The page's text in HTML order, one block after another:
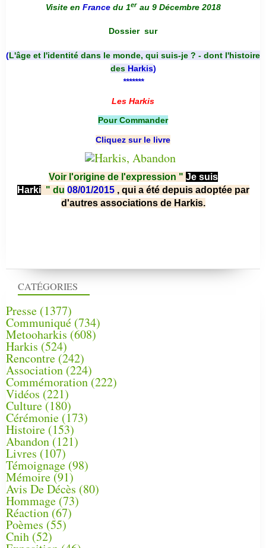
CATÉGORIES
Presse (1377)
Communiqué (734)
Metooharkis (608)
Harkis (524)
Rencontre (242)
Association (224)
Commémoration(222)
Vidéos (221)
Culture(180)
Cérémonie (173)
Histoire (153)
Abandon(121)
Livres (107)
Témoignage (98)
Mémoire (91)
Avis De Décès (80)
Hommage (73)
Réaction(67)
Poèmes (55)
Cnih (52)
Visite en France du 1er au 9 Décembre 2018
Dossier sur
(L'âge et l'identité dans le monde, qui suis-je ? - dont l'histoire
des Harkis)
*******
Les Harkis
Pour Commander
Cliquez sur le livre
Voir l'origine de l'expression " Je suis
Harki " du 08/01/2015 , qui a été depuis adoptée par
d'autres associations de Harkis.